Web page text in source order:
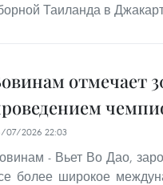
Таиланда в
отмечает
07/2026 22:03
- Вьет Во Дао,
более широкое